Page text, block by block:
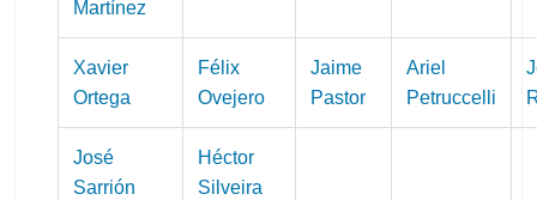
Martínez
Xavier
Ortega
Félix
Ovejero
Jaime
Pastor
Ariel
Petruccelli
José
Sarrión
Héctor
Silveira